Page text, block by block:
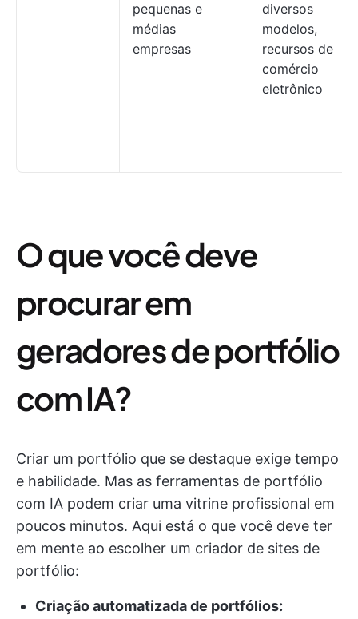
pequenas e
médias
empresas
diversos
modelos,
recursos de
comércio
eletrônico
O que você deve
procurar em
geradores de portfólio
com IA?
Criar um portfólio que se destaque exige tempo
e habilidade. Mas as ferramentas de portfólio
com IA podem criar uma vitrine profissional em
poucos minutos. Aqui está o que você deve ter
em mente ao escolher um criador de sites de
portfólio:
Criação automatizada de portfólios: